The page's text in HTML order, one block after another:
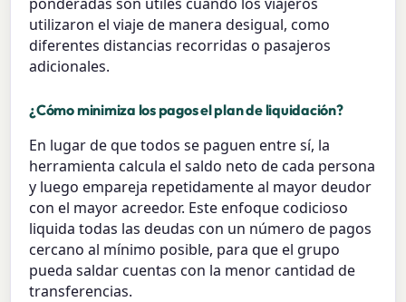
utilizaron el viaje de manera desigual, como
diferentes distancias recorridas o pasajeros
adicionales.
¿Cómo minimiza los pagos el plan de liquidación?
En lugar de que todos se paguen entre sí, la
herramienta calcula el saldo neto de cada persona
y luego empareja repetidamente al mayor deudor
con el mayor acreedor. Este enfoque codicioso
liquida todas las deudas con un número de pagos
cercano al mínimo posible, para que el grupo
pueda saldar cuentas con la menor cantidad de
transferencias.